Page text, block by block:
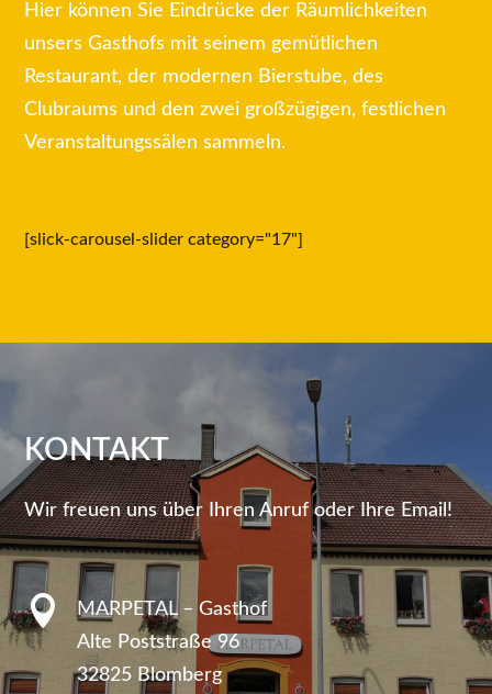
Hier können Sie Eindrücke der Räumlichkeiten
unsers Gasthofs mit seinem gemütlichen
Restaurant, der modernen Bierstube, des
Clubraums und den zwei großzügigen, festlichen
Veranstaltungssälen sammeln.
[slick-carousel-slider category="17"]
KONTAKT
Wir freuen uns über Ihren Anruf oder Ihre Email!

MARPETAL – Gasthof
Alte Poststraße 96
32825 Blomberg